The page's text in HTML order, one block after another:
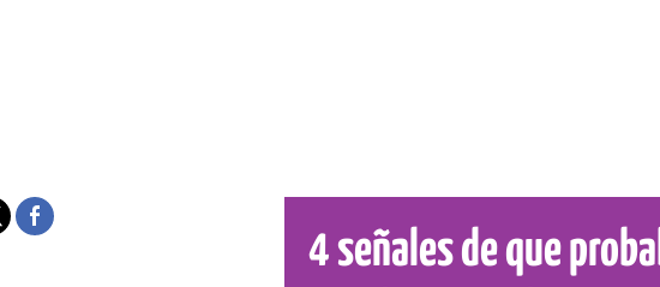
4 señales de que